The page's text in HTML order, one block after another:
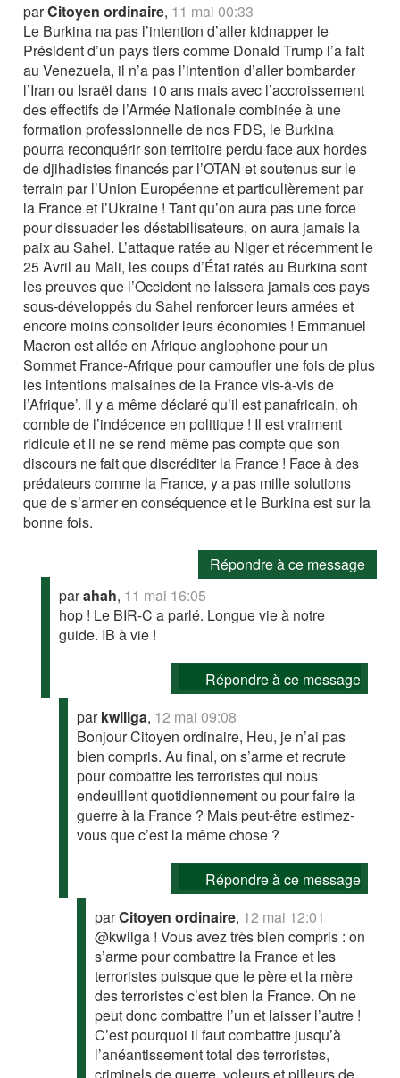
parCitoyen ordinaire, 11 mai 00:33
Le Burkina na pas l’intention d’aller kidnapper le
Président d’un pays tiers comme Donald Trump l’a fait
au Venezuela, il n’a pas l’intention d’aller bombarder
l’Iran ou Israël dans 10 ans mais avec l’accroissement
des effectifs de l’Armée Nationale combinée à une
formation professionnelle de nos FDS, le Burkina
pourra reconquérir son territoire perdu face aux hordes
de djihadistes financés par l’OTAN et soutenus sur le
terrain par l’Union Européenne et particulièrement par
la France et l’Ukraine ! Tant qu’on aura pas une force
pour dissuader les déstabilisateurs, on aura jamais la
paix au Sahel. L’attaque ratée au Niger et récemment le
25 Avril au Mali, les coups d’État ratés au Burkina sont
les preuves que l’Occident ne laissera jamais ces pays
sous-développés du Sahel renforcer leurs armées et
encore moins consolider leurs économies ! Emmanuel
Macron est allée en Afrique anglophone pour un
Sommet France-Afrique pour camoufler une fois de plus
les intentions malsaines de la France vis-à-vis de
l’Afrique’. Il y a même déclaré qu’il est panafricain, oh
comble de l’indécence en politique ! Il est vraiment
ridicule et il ne se rend même pas compte que son
discours ne fait que discréditer la France ! Face à des
prédateurs comme la France, y a pas mille solutions
que de s’armer en conséquence et le Burkina est sur la
bonne fois.
Répondre à ce message
parahah, 11 mai 16:05
hop ! Le BIR-C a parlé. Longue vie à notre
guide. IB à vie !
Répondre à ce message
parkwiliga, 12 mai 09:08
Bonjour Citoyen ordinaire, Heu, je n’ai pas
bien compris. Au final, on s’arme et recrute
pour combattre les terroristes qui nous
endeuillent quotidiennement ou pour faire la
guerre à la France ? Mais peut-être estimez-
vous que c’est la même chose ?
Répondre à ce message
parCitoyen ordinaire, 12 mai 12:01
@kwilga ! Vous avez très bien compris : on
s’arme pour combattre la France et les
terroristes puisque que le père et la mère
des terroristes c’est bien la France. On ne
peut donc combattre l’un et laisser l’autre !
C’est pourquoi il faut combattre jusqu’à
l’anéantissement total des terroristes,